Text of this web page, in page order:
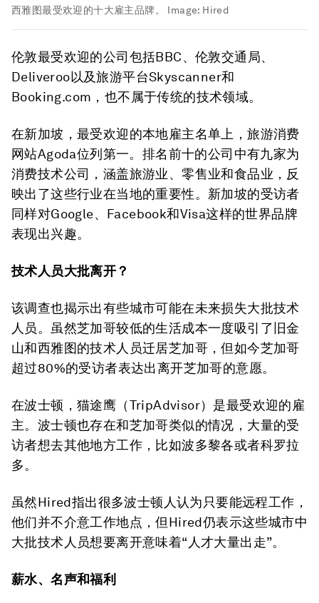
西雅图最受欢迎的十大雇主品牌。 Image: Hired
伦敦最受欢迎的公司包括BBC、伦敦交通局、
Deliveroo以及旅游平台Skyscanner和
Booking.com，也不属于传统的技术领域。
在新加坡，最受欢迎的本地雇主名单上，旅游消费
网站Agoda位列第一。排名前十的公司中有九家为
消费技术公司，涵盖旅游业、零售业和食品业，反
映出了这些行业在当地的重要性。新加坡的受访者
同样对Google、Facebook和Visa这样的世界品牌
表现出兴趣。
技术人员大批离开？
该调查也揭示出有些城市可能在未来损失大批技术
人员。虽然芝加哥较低的生活成本一度吸引了旧金
山和西雅图的技术人员迁居芝加哥，但如今芝加哥
超过80%的受访者表达出离开芝加哥的意愿。
在波士顿，猫途鹰（TripAdvisor）是最受欢迎的雇
主。波士顿也存在和芝加哥类似的情况，大量的受
访者想去其他地方工作，比如波多黎各或者科罗拉
多。
虽然Hired指出很多波士顿人认为只要能远程工作，
他们并不介意工作地点，但Hired仍表示这些城市中
大批技术人员想要离开意味着“人才大量出走”。
薪水、名声和福利